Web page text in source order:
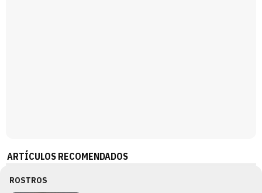
ARTÍCULOS RECOMENDADOS
ROSTROS